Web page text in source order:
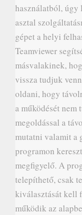
használatból,
asztal
gépet a helyi
Teamviewer
másvalakinek,
vissza tudjuk
oldani, hogy
a működését
megoldással a
mutatni valamit a
programon
megfigyelő. A
telepíthető, csak
kiválasztását kell
működik az